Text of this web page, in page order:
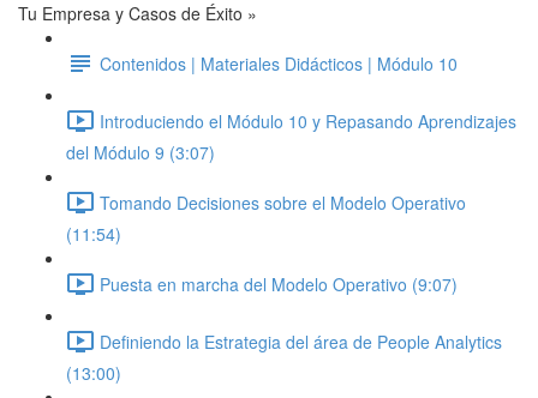
Tu Empresa y Casos de Éxito »
Contenidos | Materiales Didácticos | Módulo 10
Introduciendo el Módulo 10 y Repasando Aprendizajes
del Módulo 9 (3:07)
Tomando Decisiones sobre el Modelo Operativo
(11:54)
Puesta en marcha del Modelo Operativo (9:07)
Definiendo la Estrategia del área de People Analytics
(13:00)